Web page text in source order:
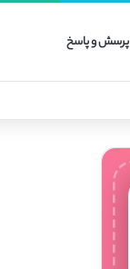
پرسش و پاسخ